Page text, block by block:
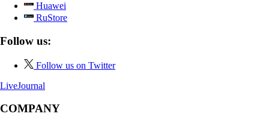
Huawei
RuStore
Follow us:
Follow us on Twitter
LiveJournal
COMPANY